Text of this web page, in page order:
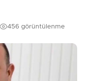
456 görüntülenme